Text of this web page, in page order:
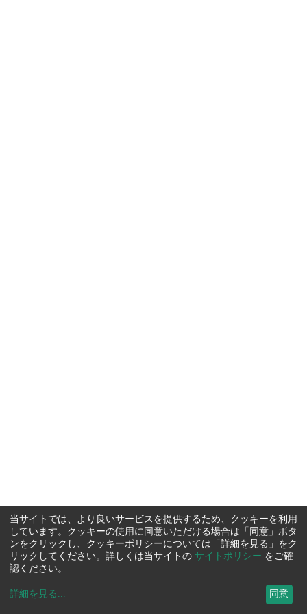
当サイトでは、より良いサービスを提供するため、クッキーを利用
しています。クッキーの使用に同意いただける場合は「同意」ボタ
ンをクリックし、クッキーポリシーについては「詳細を見る」をク
リックしてください。詳しくは当サイトの サイトポリシー をご確
認ください。
詳細を見る ... 同意